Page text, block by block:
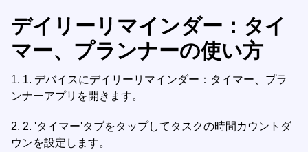
デイリーリマインダー：タイ
マー、プランナーの使い方
1. 1. デバイスにデイリーリマインダー：タイマー、プラ
ンナーアプリを開きます。
2. 2. 'タイマー'タブをタップしてタスクの時間カウントダ
ウンを設定します。